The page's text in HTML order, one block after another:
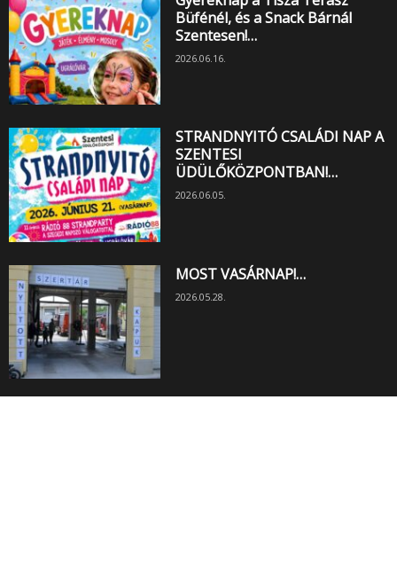
Büfénél, és a Snack Bárnál
Szentesen!…
2026.06.16.
STRANDNYITÓ CSALÁDI NAP A
SZENTESI
ÜDÜLŐKÖZPONTBAN!…
2026.06.05.
MOST VASÁRNAP!…
2026.05.28.